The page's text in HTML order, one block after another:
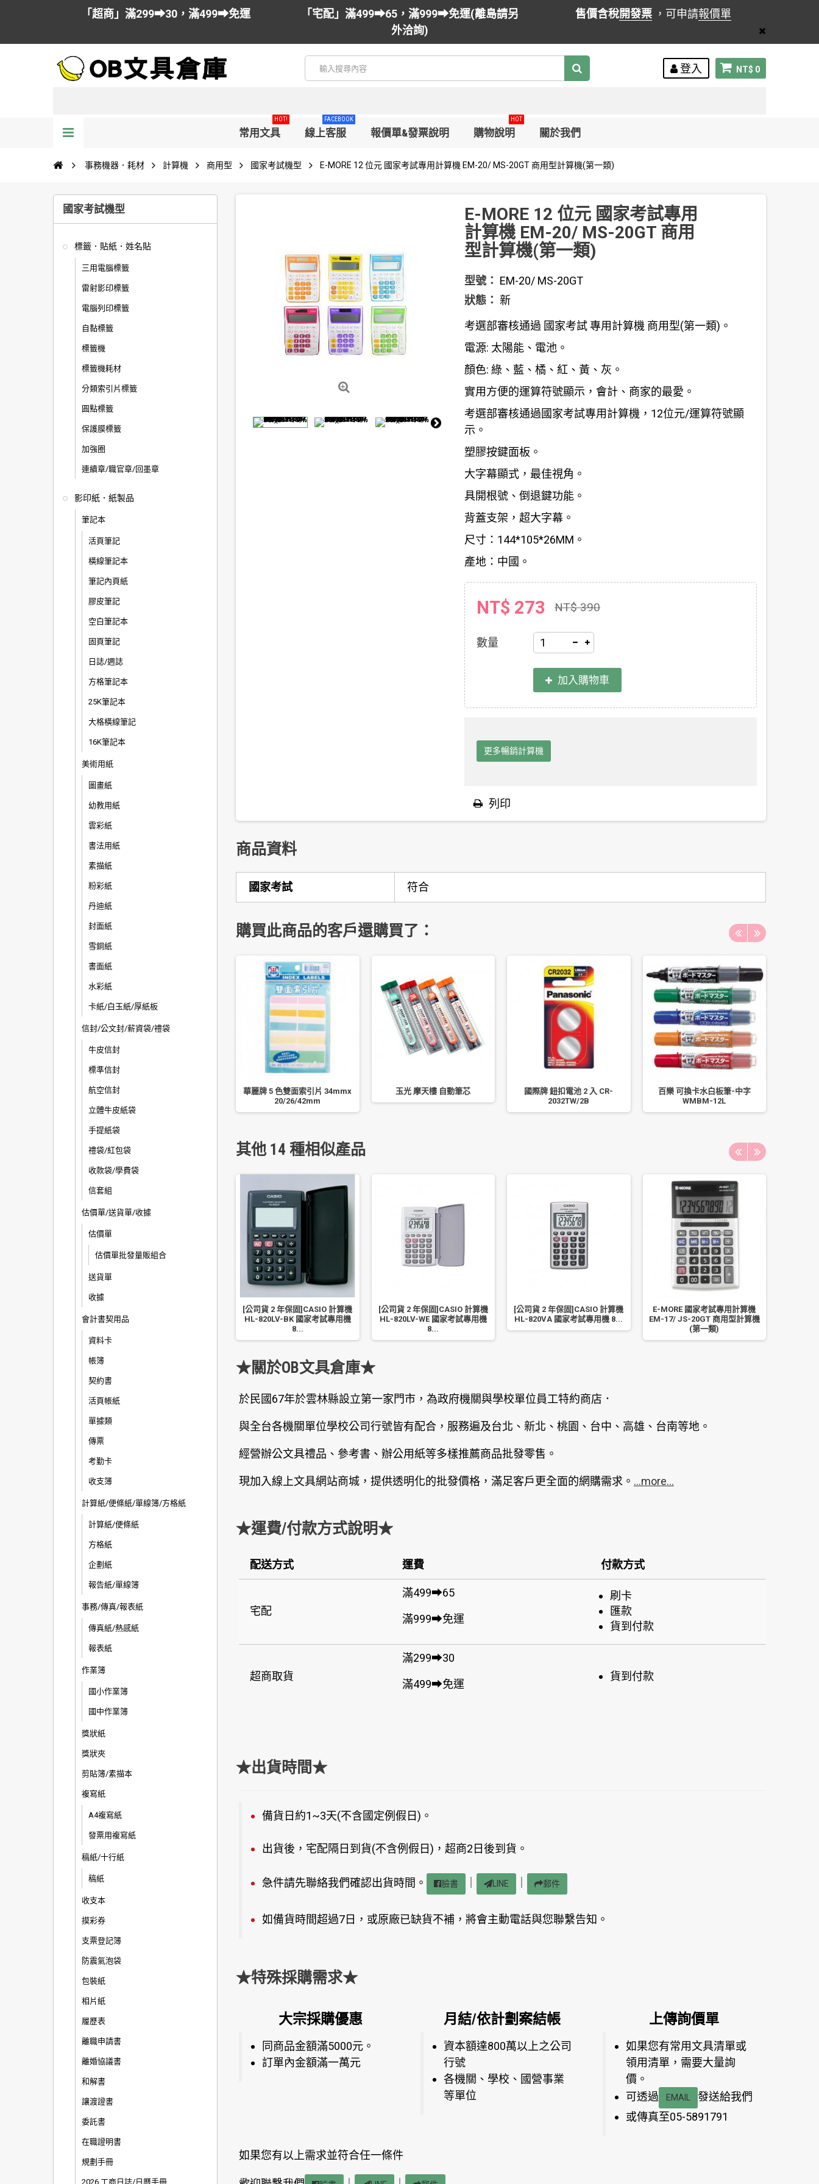
「超商」滿299➡30，滿499➡免運
「宅配」滿499➡65，滿999➡免運(離島請另
外洽詢)
售價含稅開發票 ，可申請報價單
NT$ 0
登入
常用文具
HOT!
線上客服
FACEBOOK
報價單&發票說明 購物說明
HOT
關於我們
事務機器．耗材 計算機 商用型 國家考試機型 E-MORE 12 位元 國家考試專用計算機 EM-20/ MS-20GT 商用型計算機(第一類)
國家考試機型
標籤．貼紙．姓名貼
三用電腦標籤
雷射影印標籤
電腦列印標籤
自黏標籤
標籤機
標籤機耗材
分類索引片標籤
圓點標籤
保護膜標籤
加強圈
連續章/職官章/回墨章
影印紙．紙製品
筆記本
活頁筆記
橫線筆記本
筆記內頁紙
膠皮筆記
空白筆記本
固頁筆記
日誌/週誌
方格筆記本
25K筆記本
大格橫線筆記
16K筆記本
美術用紙
圖畫紙
幼教用紙
雲彩紙
書法用紙
素描紙
粉彩紙
丹迪紙
封面紙
雪銅紙
書面紙
水彩紙
卡紙/白玉紙/厚紙板
信封/公文封/薪資袋/禮袋
牛皮信封
標準信封
航空信封
立體牛皮紙袋
手提紙袋
禮袋/紅包袋
收款袋/學費袋
信套組
估價單/送貨單/收據
估價單
估價單批發量販組合
送貨單
收據
會計書契用品
資料卡
帳簿
契約書
活頁帳紙
單據類
傳票
考勤卡
收支簿
計算紙/便條紙/單線簿/方格紙
計算紙/便條紙
方格紙
企劃紙
報告紙/單線簿
事務/傳真/報表紙
傳真紙/熱感紙
報表紙
作業簿
國小作業簿
國中作業簿
獎狀紙
獎狀夾
剪貼簿/素描本
複寫紙
A4複寫紙
發票用複寫紙
稿紙/十行紙
稿紙
收支本
摸彩券
支票登記簿
防震氣泡袋
包裝紙
相片紙
履歷表
離職申請書
離婚協議書
和解書
讓渡證書
委託書
在職證明書
規劃手冊
2026 工商日誌/日曆手冊
E-MORE 12 位元 國家考試專用
計算機 EM-20/ MS-20GT 商用
型計算機(第一類)
型號： EM-20/ MS-20GT
狀態： 新
考選部審核通過 國家考試 專用計算機 商用型(第一類)。
電源: 太陽能、電池。
顏色: 綠、藍、橘、紅、黃、灰。
實用方便的運算符號顯示，會計、商家的最愛。
考選部審核通過國家考試專用計算機，12位元/運算符號顯
示。
塑膠按鍵面板。
大字幕顯式，最佳視角。
具開根號、倒退鍵功能。
背蓋支架，超大字幕。
尺寸：144*105*26MM。
產地：中國。
NT$ 273 NT$ 390
數量
加入購物車
更多暢銷計算機
列印
商品資料
國家考試 符合
購買此商品的客戶還購買了：
PILOT 百樂 SC-PM 中型頭油漆
華麗牌 5 色雙面索引片 34mmx
20/26/42mm
玉光 摩天樓 自動筆芯
國際牌 鈕扣電池 2 入 CR-
2032TW/2B
百樂 可換卡水白板筆-中字
WMBM-12L
其他 14 種相似產品
MW-8V 8 位數/大型顯示幕/...
[公司貨 2 年保固]CASIO 計算機
HL-820LV-BK 國家考試專用機
8...
[公司貨 2 年保固]CASIO 計算機
HL-820LV-WE 國家考試專用機
8...
[公司貨 2 年保固]CASIO 計算機
HL-820VA 國家考試專用機 8...
E-MORE 國家考試專用計算機
EM-17/ JS-20GT 商用型計算機
(第一類)
★關於OB文具倉庫★
於民國67年於雲林縣設立第一家門市，為政府機關與學校單位員工特約商店．
與全台各機關單位學校公司行號皆有配合，服務遍及台北、新北、桃園、台中、高雄、台南等地。
經營辦公文具禮品、參考書、辦公用紙等多樣推薦商品批發零售。
現加入線上文具網站商城，提供透明化的批發價格，滿足客戶更全面的網購需求。 ...more...
★運費/付款方式說明★
配送方式 運費 付款方式
宅配
滿499➡65
滿999➡免運
刷卡
匯款
貨到付款
超商取貨
滿299➡30
滿499➡免運
貨到付款
★出貨時間★
備貨日約1~3天(不含國定例假日)。
出貨後，宅配隔日到貨(不含例假日)，超商2日後到貨。
急件請先聯絡我們確認出貨時間。 臉書 LINE 郵件
如備貨時間超過7日，或原廠已缺貨不補，將會主動電話與您聯繫告知。
★特殊採購需求★
大宗採購優惠
同商品金額滿5000元。
訂單內金額滿一萬元
月結/依計劃案結帳
資本額達800萬以上之公司
行號
各機關、學校、國營事業
等單位
上傳詢價單
如果您有常用文具清單或
領用清單，需要大量詢
價。
可透過
EMAIL
發送給我們
或傳真至05-5891791
如果您有以上需求並符合任一條件